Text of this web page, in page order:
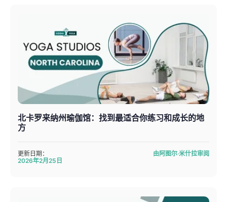
北卡罗来纳州瑜伽馆：找到最适合你练习和成长的地
方
更新日期：
2026年2月25日
由阿图尔·米什拉审阅